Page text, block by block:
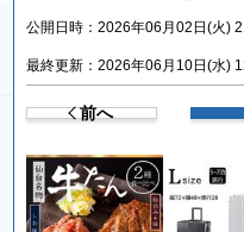
公開日時：2026年06月02日(火)
最終更新：2026年06月10日(水)
前へ